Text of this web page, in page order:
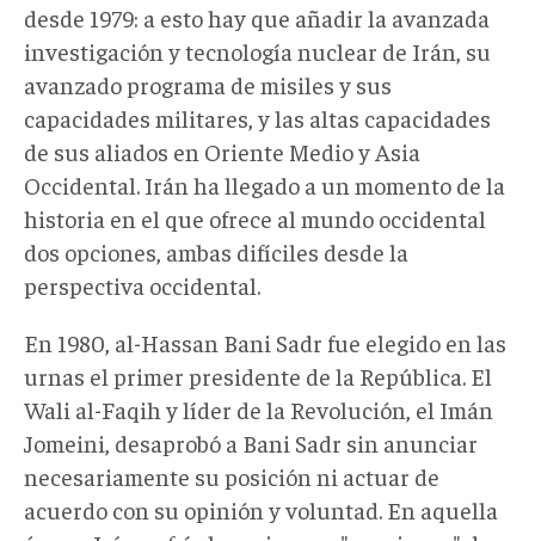
desde 1979: a esto hay que añadir la avanzada
investigación y tecnología nuclear de Irán, su
avanzado programa de misiles y sus
capacidades militares, y las altas capacidades
de sus aliados en Oriente Medio y Asia
Occidental. Irán ha llegado a un momento de la
historia en el que ofrece al mundo occidental
dos opciones, ambas difíciles desde la
perspectiva occidental.
En 1980, al-Hassan Bani Sadr fue elegido en las
urnas el primer presidente de la República. El
Wali al-Faqih y líder de la Revolución, el Imán
Jomeini, desaprobó a Bani Sadr sin anunciar
necesariamente su posición ni actuar de
acuerdo con su opinión y voluntad. En aquella